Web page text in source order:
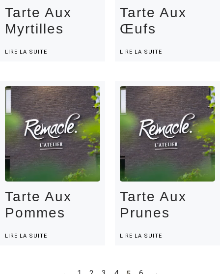
Tarte Aux
Myrtilles
LIRE LA SUITE
Tarte Aux
Œufs
LIRE LA SUITE
Tarte Aux
Pommes
LIRE LA SUITE
Tarte Aux
Prunes
LIRE LA SUITE